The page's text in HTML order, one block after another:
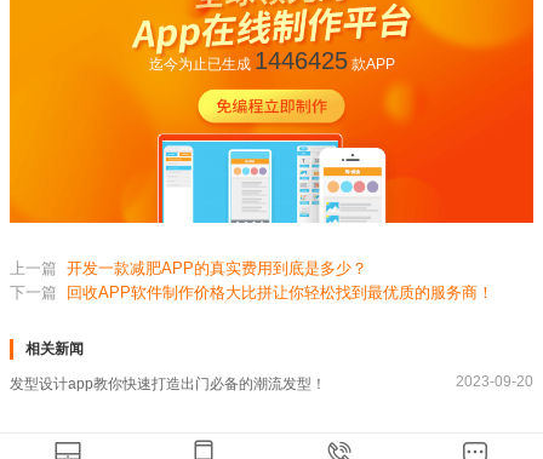
迄今为止已生成 1446425款APP
上一篇 开发一款减肥APP的真实费用到底是多少？
下一篇
回收APP软件制作价格大比拼让你轻松找到最优质的服务商！
相关新闻
发型设计app教你快速打造出门必备的潮流发型！ 2023-09-20